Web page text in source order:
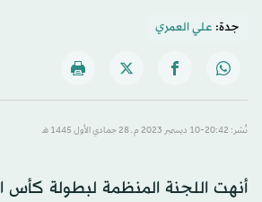
جدة: علي العمري
نُشر: 20:42-10 ديسمبر 2023 م ـ 28 جمادي الأول 1445 هـ
أنهت اللجنة المنظمة لبطولة كأس